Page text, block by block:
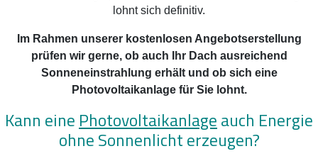
lohnt sich definitiv.
Im Rahmen unserer kostenlosen Angebotserstellung
prüfen wir gerne, ob auch Ihr Dach ausreichend
Sonneneinstrahlung erhält und ob sich eine
Photovoltaikanlage für Sie lohnt.
Kann eine Photovoltaikanlageauch Energie
ohne Sonnenlicht erzeugen?